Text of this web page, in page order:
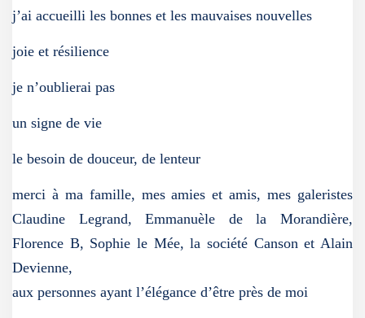
j’ai accueilli les bonnes et les mauvaises nouvelles
joie et résilience
je n’oublierai pas
un signe de vie
le besoin de douceur, de lenteur
merci à ma famille, mes amies et amis, mes galeristes
Claudine Legrand, Emmanuèle de la Morandière,
Florence B, Sophie le Mée, la société Canson et Alain
Devienne,
aux personnes ayant l’élégance d’être près de moi